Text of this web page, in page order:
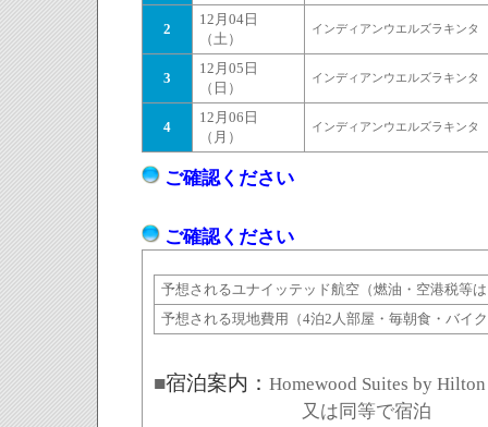
2
12月04日
（土）
インディアンウエルズラキンタ
3
12月05日
（日）
インディアンウエルズラキンタ
4
12月06日
（月）
インディアンウエルズラキンタ
ご確認ください
ご確認ください
予想されるユナイッテッド航空（燃油・空港税等
予想される現地費用（4泊2人部屋・毎朝食・バイ
■宿泊案内： Homewood Suites by
又は同等で宿泊